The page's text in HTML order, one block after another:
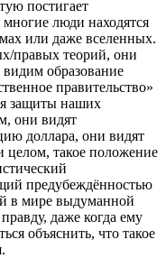
постигает
многие люди находятся
или даже вселенных.
правых теорий, они
образование
правительство»
защиты наших
они видят
доллара, они видят
целом, такое положение
предубеждённостью
в мире выдуманной
даже когда ему
объяснить, что такое